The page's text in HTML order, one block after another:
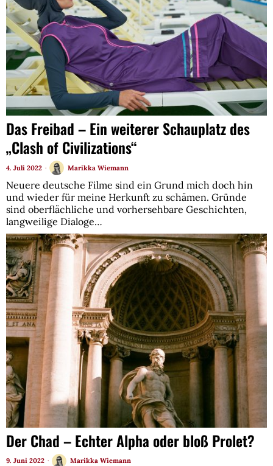
Das Freibad – Ein weiterer Schauplatz des
„Clash of Civilizations“
4. Juli 2022 Marikka Wiemann
Neuere deutsche Filme sind ein Grund mich doch hin
und wieder für meine Herkunft zu schämen. Gründe
sind oberflächliche und vorhersehbare Geschichten,
langweilige Dialoge…
Der Chad – Echter Alpha oder bloß Prolet?
9. Juni 2022 Marikka Wiemann